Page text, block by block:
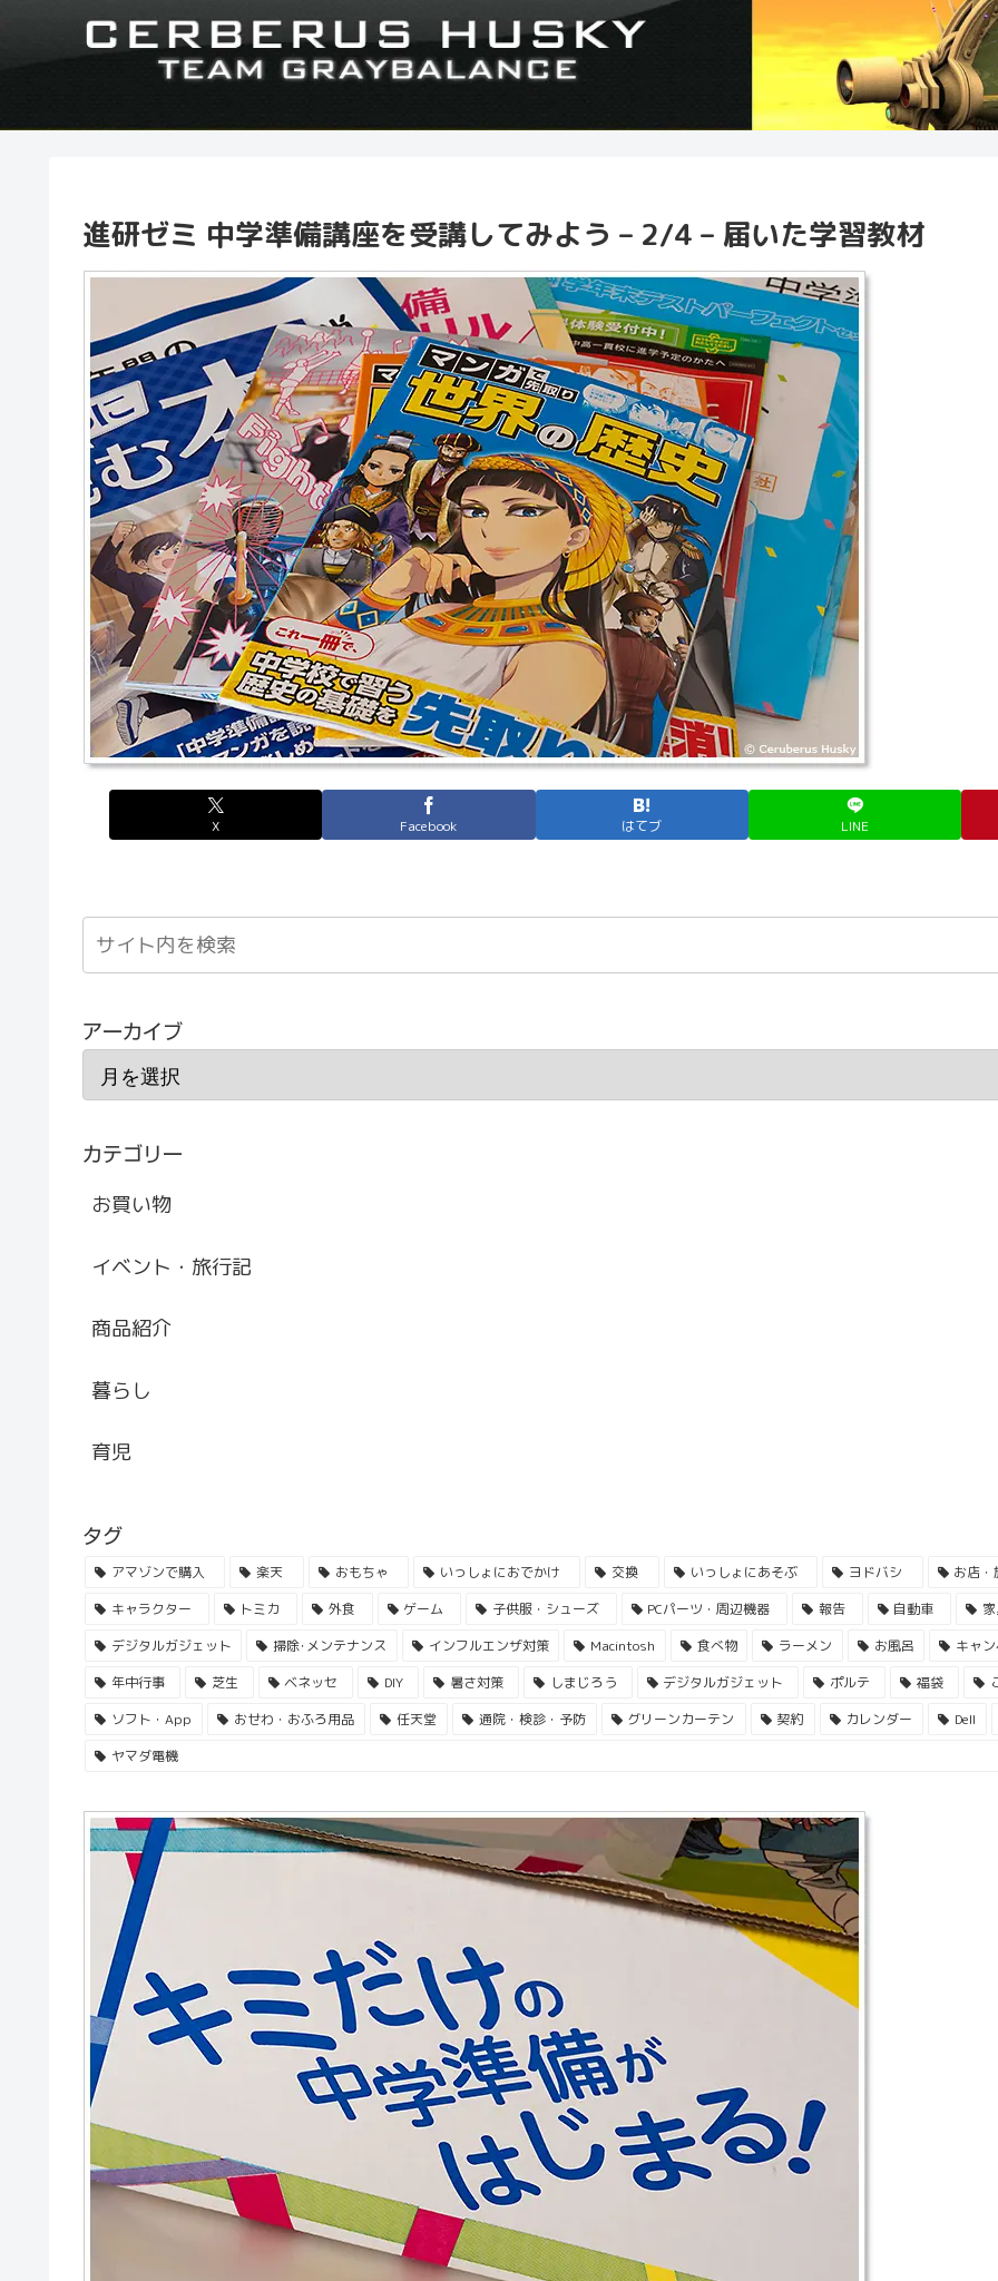
進研ゼミ 中学準備講座を受講してみよう – 2/4 – 届いた学習教材
X Facebook はてブ LINE
アーカイブ
カテゴリー
お買い物
イベント・旅行記
商品紹介
暮らし
育児
タグ
アマゾンで購入 楽天 おもちゃ いっしょにおでかけ 交換 いっしょにあそぶ ヨドバシ お店・
キャラクター
トミカ 外食 ゲーム 子供服・シューズ PCパーツ・周辺機器 報告 自動車
デジタルガジェット
掃除･メンテナンス インフルエンザ対策 Macintosh 食べ物 ラーメン お風呂 キャ
年中行事
芝生 ベネッセ DIY 暑さ対策 しまじろう デジタルガジェット ポルテ 福袋
ソフト・App
おせわ・おふろ用品 任天堂 通院・検診・予防 グリーンカーテン 契約 カレンダー Dell
ヤマダ電機